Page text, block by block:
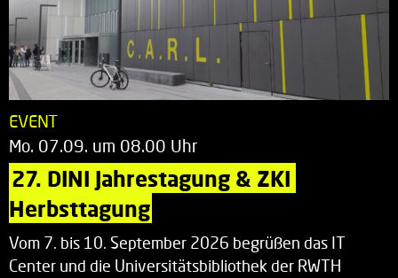
EVENT
Mo. 07.09. um 08.00 Uhr
27. DINI Jahrestagung & ZKI
Herbsttagung
Vom 7. bis 10. September 2026 begrüßen das IT
Center und die Universitätsbibliothek der RWTH